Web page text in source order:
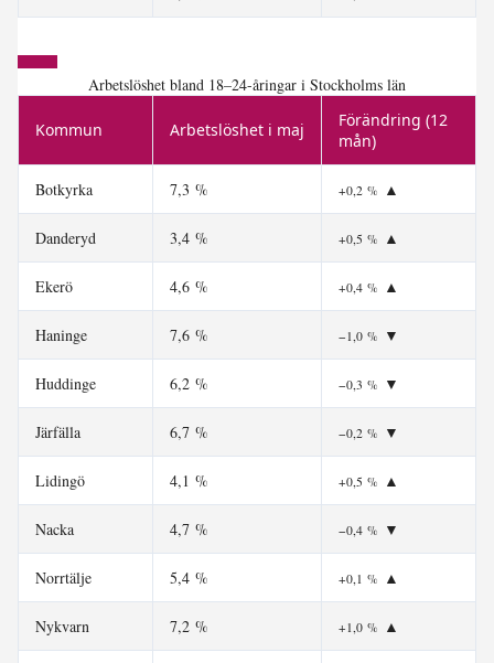
Arbetslöshet bland 18–24-åringar i Stockholms län
Kommun Arbetslöshet i maj
Förändring (12
mån)
Botkyrka 7,3 % +0,2 % ▲
Danderyd 3,4 % +0,5 % ▲
Ekerö 4,6 % +0,4 % ▲
Haninge 7,6 % −1,0 % ▼
Huddinge 6,2 % −0,3 % ▼
Järfälla 6,7 % −0,2 % ▼
Lidingö 4,1 % +0,5 % ▲
Nacka 4,7 % −0,4 % ▼
Norrtälje 5,4 % +0,1 % ▲
Nykvarn 7,2 % +1,0 % ▲